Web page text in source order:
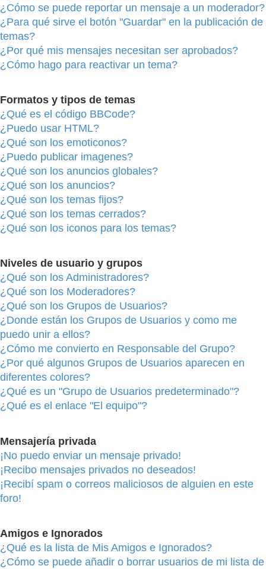
¿Cómo se puede reportar un mensaje a un moderador?
¿Para qué sirve el botón "Guardar" en la publicación de
temas?
¿Por qué mis mensajes necesitan ser aprobados?
¿Cómo hago para reactivar un tema?
Formatos y tipos de temas
¿Qué es el código BBCode?
¿Puedo usar HTML?
¿Qué son los emoticonos?
¿Puedo publicar imagenes?
¿Qué son los anuncios globales?
¿Qué son los anuncios?
¿Qué son los temas fijos?
¿Qué son los temas cerrados?
¿Qué son los iconos para los temas?
Niveles de usuario y grupos
¿Qué son los Administradores?
¿Qué son los Moderadores?
¿Qué son los Grupos de Usuarios?
¿Donde están los Grupos de Usuarios y como me
puedo unir a ellos?
¿Cómo me convierto en Responsable del Grupo?
¿Por qué algunos Grupos de Usuarios aparecen en
diferentes colores?
¿Qué es un "Grupo de Usuarios predeterminado"?
¿Qué es el enlace "El equipo"?
Mensajería privada
¡No puedo enviar un mensaje privado!
¡Recibo mensajes privados no deseados!
¡Recibí spam o correos maliciosos de alguien en este
foro!
Amigos e Ignorados
¿Qué es la lista de Mis Amigos e Ignorados?
¿Cómo se puede añadir o borrar usuarios de mi lista de